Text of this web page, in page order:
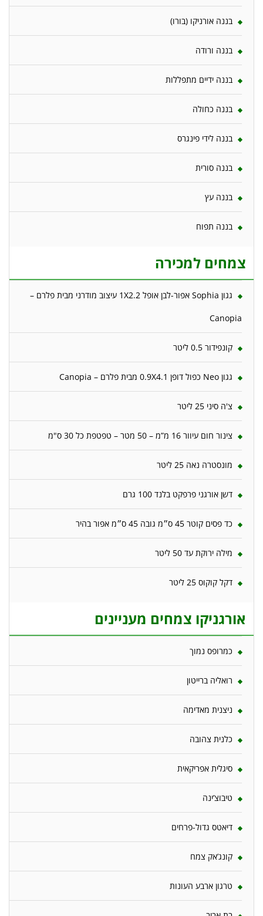
בננה אורניקו (בורו)
בננה ורודה
בננה ידיים מתפללות
בננה כחולה
בננה לידי פינגרס
בננה סורית
בננה עץ
בננה תפוח
צמחים למכירה
גגון Sophia אפור-לבן אופל 1X2.2 עיצוב מודרני מבית פלרם –
Canopia
קונפידור 0.5 ליטר
גגון Neo כפול דופן 0.9X4.1 מבית פלרם – Canopia
צ'ה סיני 25 ליטר
צינור חום עיוור 16 מ”מ – 50 מטר – טפטפת כל 30 ס"מ
מונסטרה נאה 25 ליטר
דשן אורגני פרפקט בלנד 100 גרם
כד פסים קוטר 45 ס״מ גובה 45 ס״מ אפור בהיר
מילה ירוקת עד 50 ליטר
דקל קוקוס 25 ליטר
אורגניקו צמחים מעניינים
כמרופס נמוך
רואליה ברייטון
ניצנית מאדימה
כלנית צהובה
סיגלית אפריקאית
טיבוצ’ינה
דיאטס גדול-פרחים
קונג’אק צמח
טרגון ארבע העונות